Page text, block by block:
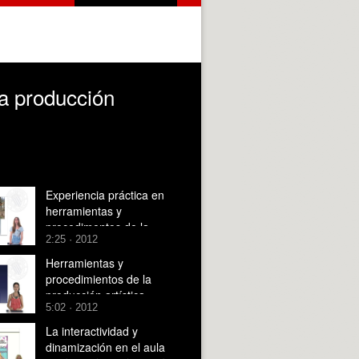
producción
Experiencia práctica en
herramientas y
procedimentos de la
producción artística.
Escultura
2:25 · 2012
Herramientas y
procedimientos de la
producción artística
5:02 · 2012
La interactividad y
dinamización en el aula